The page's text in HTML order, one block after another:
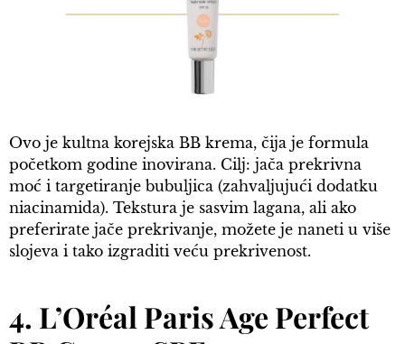
Ovo je kultna korejska BB krema, čija je formula
početkom godine inovirana. Cilj: jača prekrivna
moć i targetiranje bubuljica (zahvaljujući dodatku
niacinamida). Tekstura je sasvim lagana, ali ako
preferirate jače prekrivanje, možete je naneti u više
slojeva i tako izgraditi veću prekrivenost.
4. L’Oréal Paris Age Perfect